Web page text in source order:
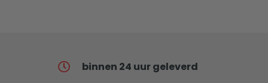
binnen 24 uur geleverd